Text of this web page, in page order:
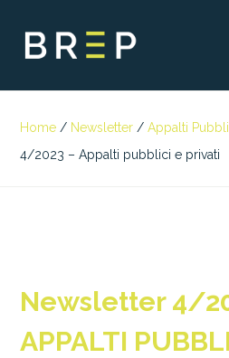
Home / Newsletter / Appalti
4/2023 – Appalti pubblici e privati
Newsletter 4/
APPALTI